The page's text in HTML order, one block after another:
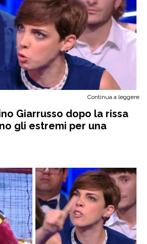
Continua a leggere
Giarrusso dopo la rissa
gli estremi per una